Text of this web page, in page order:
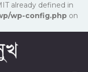
already defined in
wp-config.php on